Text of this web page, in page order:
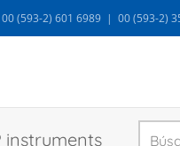
00 (593-2) 601 6989 | 00 (593-2)
instruments